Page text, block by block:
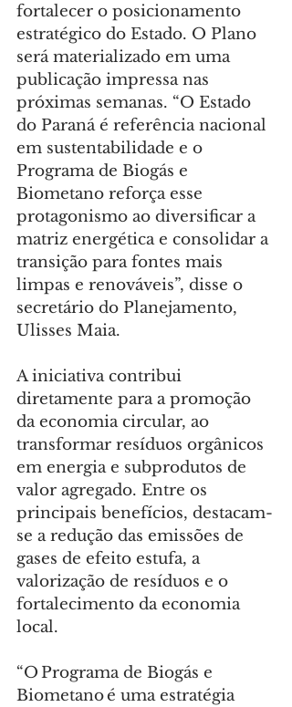
fortalecer o posicionamento
estratégico do Estado. O Plano
será materializado em uma
publicação impressa nas
próximas semanas. “O Estado
do Paraná é referência nacional
em sustentabilidade e o
Programa de Biogás e
Biometano reforça esse
protagonismo ao diversificar a
matriz energética e consolidar a
transição para fontes mais
limpas e renováveis”, disse o
secretário do Planejamento,
Ulisses Maia.
A iniciativa contribui
diretamente para a promoção
da economia circular, ao
transformar resíduos orgânicos
em energia e subprodutos de
valor agregado. Entre os
principais benefícios, destacam-
se a redução das emissões de
gases de efeito estufa, a
valorização de resíduos e o
fortalecimento da economia
local.
“O Programa de Biogás e
Biometano é uma estratégia